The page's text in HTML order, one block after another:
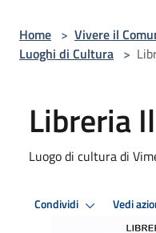
Home > Vivere il
Luoghi di Cultura >
Libreria
Luogo di cultura di
Condividi Vedi